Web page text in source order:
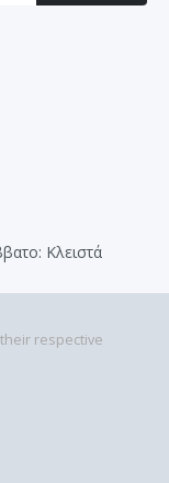
Κλειστά
respective